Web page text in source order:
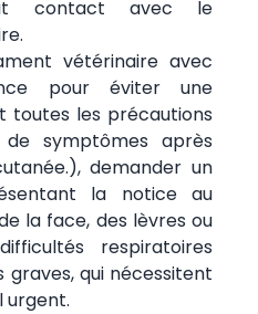
contact avec le
vétérinaire avec
pour éviter une
toutes les précautions
de symptômes après
demander un
la notice au
la face, des lèvres ou
respiratoires
qui nécessitent
urgent.